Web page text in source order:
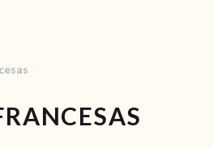
RECEITAS
VÍDEOS